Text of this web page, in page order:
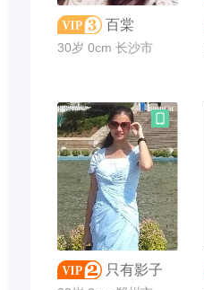
联系TA
百棠
30岁 0cm 长沙市
联系TA
只有影子